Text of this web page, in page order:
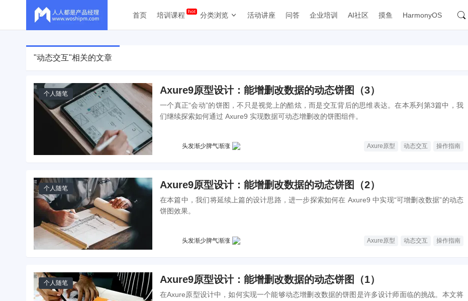
首页 培训课程 分类浏览 活动讲座 问答 企业培训 AI社区 摸鱼 HarmonyOS
"动态交互"相关的文章
个人随笔 Axure9原型设计：能增删改数据的动态饼图（3）
一个真正“会动”的饼图，不只是视觉上的酷炫，而是交互背后的思维表达。在本系列第3篇中，我
们继续探索如何通过 Axure9 实现数据可动态增删改的饼图组件。
头发渐少脾气渐涨 Axure原型 动态交互 操作指南
个人随笔 Axure9原型设计：能增删改数据的动态饼图（2）
在本篇中，我们将延续上篇的设计思路，进一步探索如何在 Axure9 中实现“可增删改数据”的动态
饼图效果。
头发渐少脾气渐涨 Axure原型 动态交互 操作指南
个人随笔 Axure9原型设计：能增删改数据的动态饼图（1）
在Axure原型设计中，如何实现一个能够动态增删改数据的饼图是许多设计师面临的挑战。本文将